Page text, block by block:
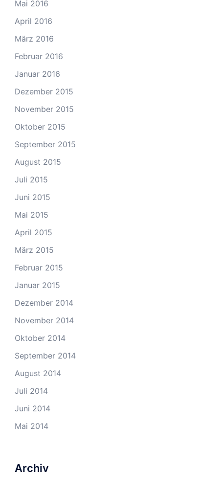
Mai 2016
April 2016
März 2016
Februar 2016
Januar 2016
Dezember 2015
November 2015
Oktober 2015
September 2015
August 2015
Juli 2015
Juni 2015
Mai 2015
April 2015
März 2015
Februar 2015
Januar 2015
Dezember 2014
November 2014
Oktober 2014
September 2014
August 2014
Juli 2014
Juni 2014
Mai 2014
Archiv